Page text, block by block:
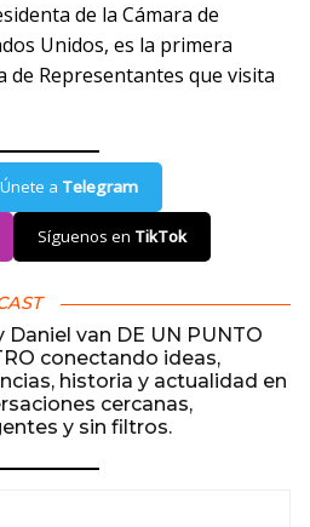
de la Cámara de
Unidos, es la primera
de Representantes que visita
Únete a Telegram
Síguenos en TikTok
Daniel van DE UN PUNTO
conectando ideas,
historia y actualidad en
cercanas,
y sin filtros.